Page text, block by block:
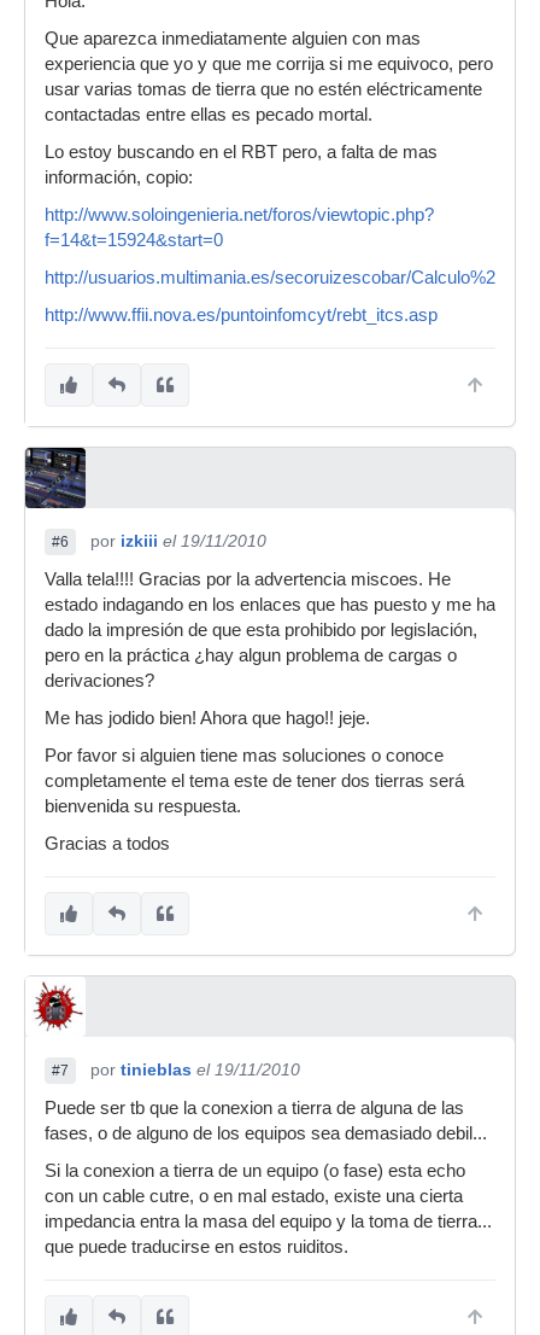
Que aparezca inmediatamente alguien con mas
experiencia que yo y que me corrija si me equivoco, pero
usar varias tomas de tierra que no estén eléctricamente
contactadas entre ellas es pecado mortal.
Lo estoy buscando en el RBT pero, a falta de mas
información, copio:
http://www.soloingenieria.net/foros/viewtopic.php?
f=14&t=15924&start=0
http://usuarios.multimania.es/secoruizescobar/
http://www.ffii.nova.es/puntoinfomcyt/rebt_itcs.asp
#6 por izkiii el 19/11/2010
Valla tela!!!! Gracias por la advertencia miscoes. He
estado indagando en los enlaces que has puesto y me ha
dado la impresión de que esta prohibido por legislación,
pero en la práctica ¿hay algun problema de cargas o
derivaciones?
Me has jodido bien! Ahora que hago!! jeje.
Por favor si alguien tiene mas soluciones o conoce
completamente el tema este de tener dos tierras será
bienvenida su respuesta.
Gracias a todos
#7 por tinieblas el 19/11/2010
Puede ser tb que la conexion a tierra de alguna de las
fases, o de alguno de los equipos sea demasiado debil...
Si la conexion a tierra de un equipo (o fase) esta echo
con un cable cutre, o en mal estado, existe una cierta
impedancia entra la masa del equipo y la toma de tierra...
que puede traducirse en estos ruiditos.